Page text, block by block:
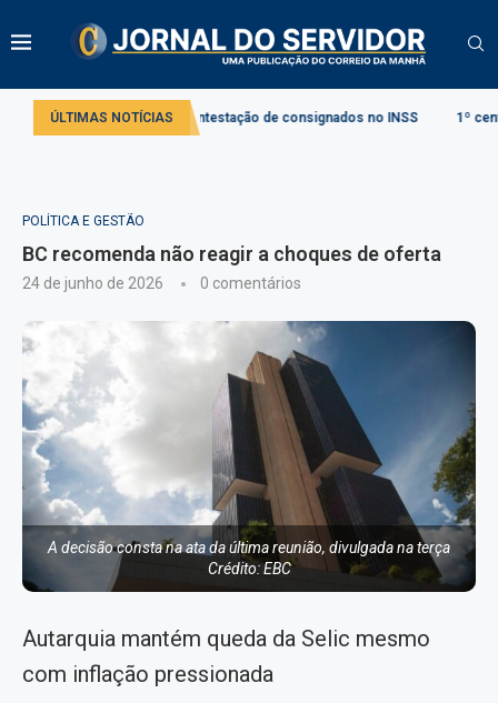
ÚLTIMAS NOTÍCIAS
para contestação de consignados no INSS 1º centro de
POLÍTICA E GESTÃO
BC recomenda não reagir a choques de oferta
24 de junho de 2026 0 comentários
A decisão consta na ata da última reunião, divulgada na terça
Crédito: EBC
Autarquia mantém queda da Selic mesmo
com inflação pressionada